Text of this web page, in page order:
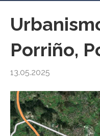
Porriño,
13.05.2025